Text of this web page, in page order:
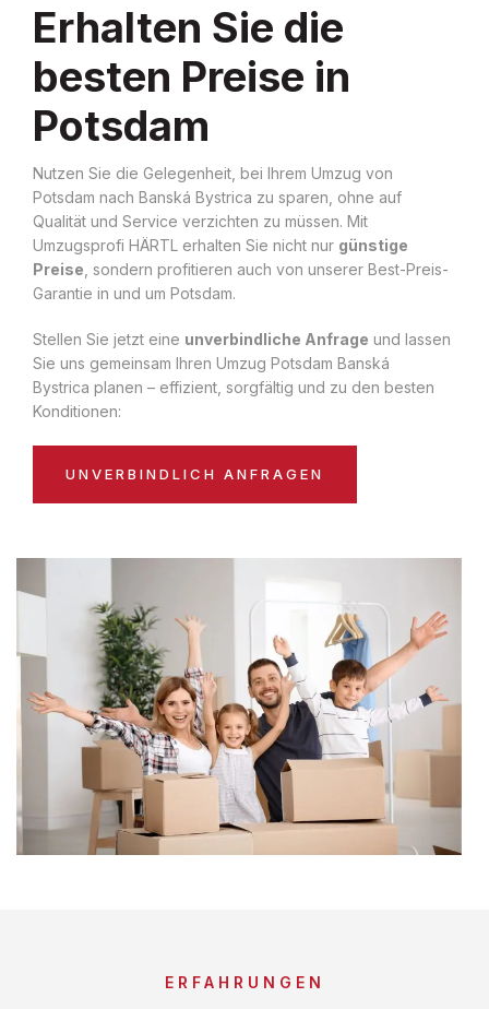
Erhalten Sie die
besten Preise in
Potsdam
Nutzen Sie die Gelegenheit, bei Ihrem Umzug von
Potsdam nach Banská Bystrica zu sparen, ohne auf
Qualität und Service verzichten zu müssen. Mit
Umzugsprofi HÄRTL erhalten Sie nicht nur günstige
Preise , sondern profitieren auch von unserer Best-Preis-
Garantie in und um Potsdam.
Stellen Sie jetzt eine unverbindliche Anfrage und lassen
Sie uns gemeinsam Ihren Umzug Potsdam Banská
Bystrica planen – effizient, sorgfältig und zu den besten
Konditionen:
UNVERBINDLICH ANFRAGEN
ERFAHRUNGEN